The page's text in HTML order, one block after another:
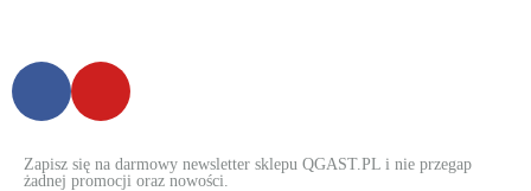
Zapisz się na darmowy newsletter sklepu QGAST.PL i nie przegap
żadnej promocji oraz nowości.